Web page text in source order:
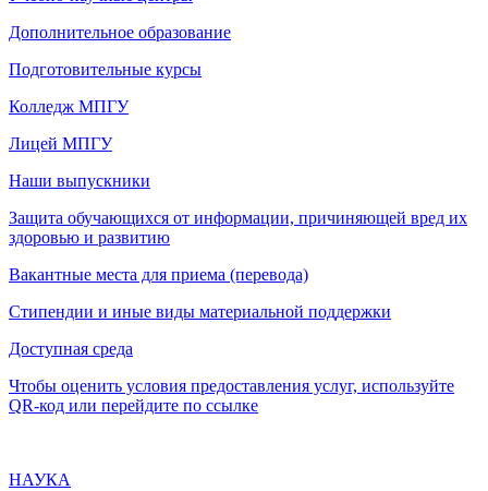
Дополнительное образование
Подготовительные курсы
Колледж МПГУ
Лицей МПГУ
Наши выпускники
Защита обучающихся от информации, причиняющей вред их
здоровью и развитию
Вакантные места для приема (перевода)
Стипендии и иные виды материальной поддержки
Доступная среда
Чтобы оценить условия предоставления услуг, используйте
QR-код или перейдите по ссылке
НАУКА